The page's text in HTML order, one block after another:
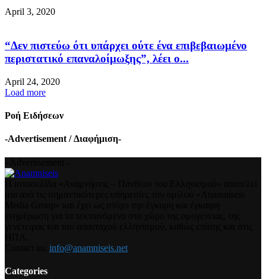
April 3, 2020
“Δεν πιστεύω ότι υπάρχει ούτε ένα επιβεβαιωμένο
περιστατικό επαναλοίμωξης”, λέει ο...
April 24, 2020
Load more
Ροή Ειδήσεων
-Advertisement / Διαφήμιση-
info@anamniseis.net
Categories